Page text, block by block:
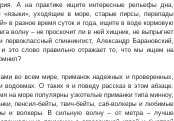
А на практике ищите интересные рельефы дна,
уходящие в море, старые пирсы, перепады
в разное время суток и года, ищите в воде кормовую
волну – не проскочит ли в ней хищник, не выпрыгнет
спиннингист, Александр Барановский,
это слово правильно отражает то, что мы ищем на
во всем мире, приманок надежных и проверенных,
О таких я и поведу рассказ в этом абзаце.
на море популярны узкотелые приманки типа минноу,
пенсил-бейты, твич-бейты, саб-волкеры и любимые
и волкеры. В сильную волну – от метра – лучше